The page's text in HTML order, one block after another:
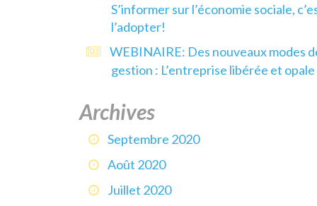
S’informer sur l’économie sociale,
l’adopter!
WEBINAIRE: Des nouveaux modes
gestion : L’entreprise libérée et opale
Archives
Septembre 2020
Août 2020
Juillet 2020